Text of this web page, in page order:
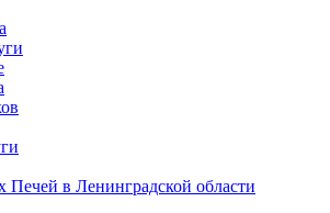
в Ленинградской области